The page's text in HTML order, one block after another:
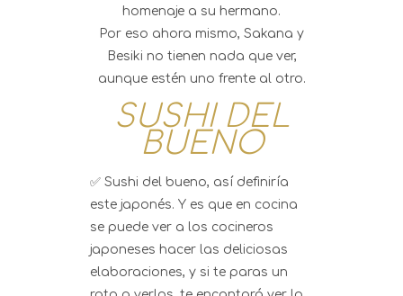
homenaje a su hermano.
Por eso ahora mismo, Sakana y
Besiki no tienen nada que ver,
aunque estén uno frente al otro.
SUSHI DEL
BUENO
✅ Sushi del bueno, así definiría
este japonés. Y es que en cocina
se puede ver a los cocineros
japoneses hacer las deliciosas
elaboraciones, y si te paras un